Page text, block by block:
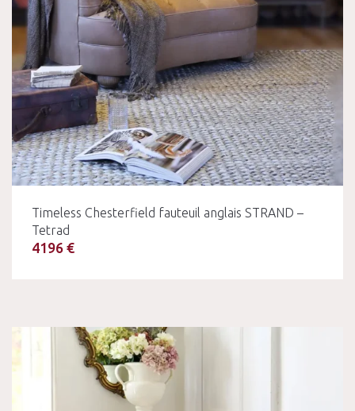
Timeless Chesterfield fauteuil anglais STRAND –
Tetrad
4196 €